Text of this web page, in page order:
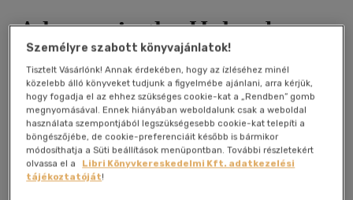
A house in the Uplands
Antikvár könyv (3db)
Személyre szabott könyvajánlatok!
Tisztelt Vásárlónk! Annak érdekében, hogy az ízléséhez minél
közelebb álló könyveket tudjunk a figyelmébe ajánlani, arra kérjük,
hogy fogadja el az ehhez szükséges cookie-kat a „Rendben” gomb
megnyomásával. Ennek hiányában weboldalunk csak a weboldal
használata szempontjából legszükségesebb cookie-kat telepíti a
böngészőjébe, de cookie-preferenciáit később is bármikor
módosíthatja a Süti beállítások menüpontban. További részletekért
olvassa el a
Libri Könyvkereskedelmi Kft. adatkezelési
tájékoztatóját!